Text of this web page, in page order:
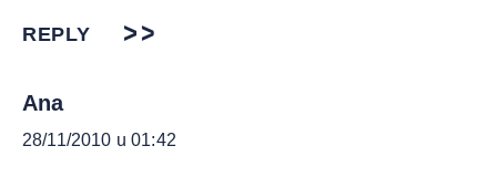
REPLY
Аna
28/11/2010 u 01:42